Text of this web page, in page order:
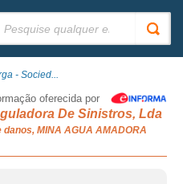
- Socied...
oferecida por
De Sinistros, Lda
MINA AGUA AMADORA